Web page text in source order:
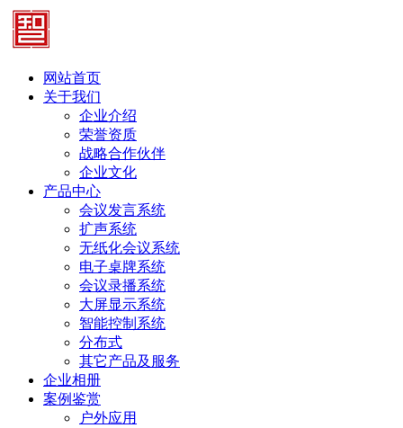
网站首页
关于我们
企业介绍
荣誉资质
战略合作伙伴
企业文化
产品中心
会议发言系统
扩声系统
无纸化会议系统
电子桌牌系统
会议录播系统
大屏显示系统
智能控制系统
分布式
其它产品及服务
企业相册
案例鉴赏
户外应用